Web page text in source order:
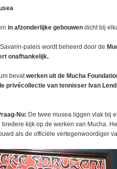
in afzonderlijke gebouwen dicht bij
paleis wordt beheerd door de
onafhankelijk.
bevatwerken uit de Mucha
privécollectie van tennisser Ivan
Nu: De twee musea liggen vlak bij
kijk op de werken van Mucha.
als de officiële vertegenwoordiger